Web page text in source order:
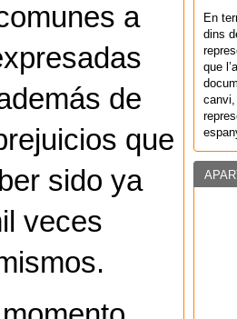
a
de
que
sido ya
veces
En
dins
que
canvi,